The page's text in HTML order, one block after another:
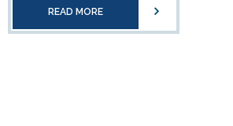
READ MORE